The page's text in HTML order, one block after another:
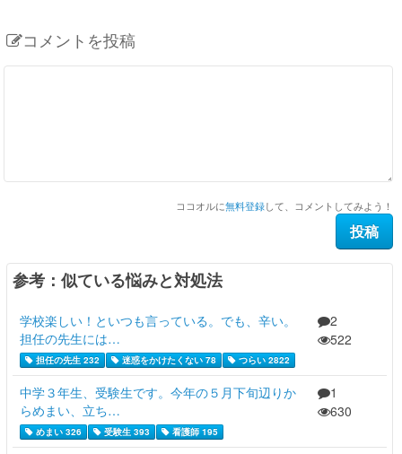
コメントを投稿
ココオルに無料登録して、コメントしてみよう！
参考：似ている悩みと対処法
学校楽しい！といつも言っている。でも、辛い。
担任の先生には…
担任の先生 232 迷惑をかけたくない 78 つらい 2822
2
522
中学３年生、受験生です。今年の５月下旬辺りか
らめまい、立ち…
めまい 326 受験生 393 看護師 195
1
630